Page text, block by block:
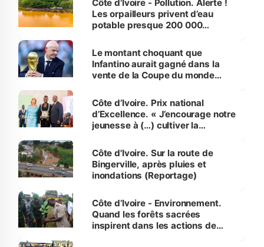
Côte d’Ivoire - Pollution. Alerte !
Les orpailleurs privent d’eau
potable presque 200 000
Le montant choquant que
Infantino aurait gagné dans la
vente de la Coupe du monde
Côte d’Ivoire. Prix national
d’Excellence. « J’encourage notre
jeunesse à (…) cultiver la
(Alassane Ouattara
Côte d'Ivoire. Sur la route de
Bingerville, après pluies et
inondations (Reportage)
Côte d’Ivoire - Environnement.
Quand les forêts sacrées
inspirent dans les actions de